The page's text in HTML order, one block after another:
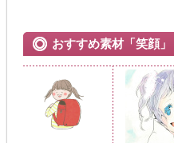
おすすめ素材「笑顔」